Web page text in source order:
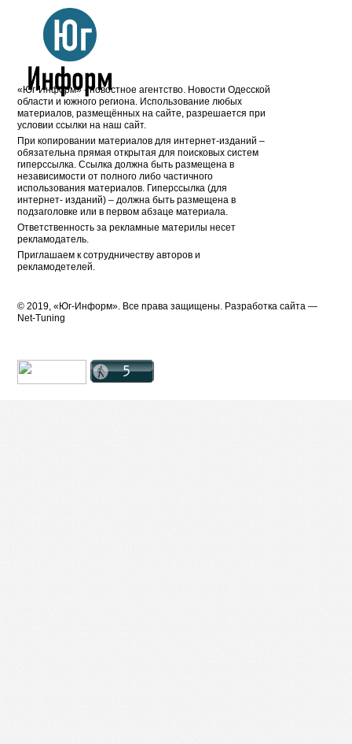
«Юг-Информ» - новостное агентство. Новости Одесской
области и южного региона. Использование любых
материалов, размещённых на сайте, разрешается при
условии ссылки на наш сайт.
При копировании материалов для интернет-изданий –
обязательна прямая открытая для поисковых систем
гиперссылка. Ссылка должна быть размещена в
независимости от полного либо частичного
использования материалов. Гиперссылка (для
интернет- изданий) – должна быть размещена в
подзаголовке или в первом абзаце материала.
Ответственность за рекламные материлы несет
рекламодатель.
Приглашаем к сотрудничеству авторов и
рекламодетелей.
© 2019, «Юг-Информ». Все права защищены. Разработка cайта —
Net-Tuning